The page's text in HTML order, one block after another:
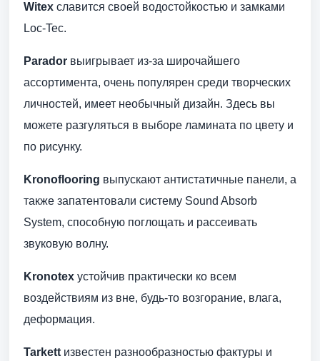
Witex славится своей водостойкостью и замками
Loc-Tec.
Parador выигрывает из-за широчайшего
ассортимента, очень популярен среди творческих
личностей, имеет необычный дизайн. Здесь вы
можете разгуляться в выборе ламината по цвету и
по рисунку.
Kronoflooring выпускают антистатичные панели, а
также запатентовали систему Sound Absorb
System, способную поглощать и рассеивать
звуковую волну.
Kronotex устойчив практически ко всем
воздействиям из вне, будь-то возгорание, влага,
деформация.
Tarkettизвестен разнообразностью фактуры и